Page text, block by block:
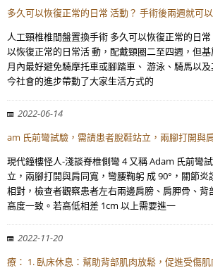
多久可以恢復正常的日常 活動？ 手術後兩週就可
人工頸椎椎間盤置換手術 多久可以恢復正常的日
以恢復正常的日常活 動，配戴頸圈二至四週，但
月內最好避免騎摩托車或腳踏車、 游泳、騎馬以
今社會的進步帶動了大家生活方式的
2022-06-14
am 氏前彎試驗，需請患者脫鞋站立，兩腳打開與
現代鐘樓怪人-淺談脊椎側彎 4 又稱 Adam 氏前彎
立，兩腳打開與肩同寬，彎腰鞠躬 成 90°，關節
相對，檢查者觀察患者左右兩邊肩膀、肩胛骨、背
高度一致。若高低相差 1cm 以上需要進一
2022-11-20
療： 1. 臥床休息：幫助背部肌肉放鬆，促進受傷